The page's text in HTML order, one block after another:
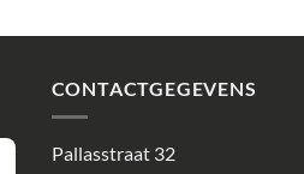
CONTACTGEGEVENS
Pallasstraat 32